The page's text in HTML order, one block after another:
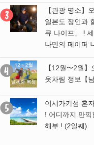
【관광 명소】
일본도 장인과
큐 나이프」 !
나만의 페이퍼
【12월〜2월
옷차림 정보【남
이시가키섬 혼
! 어디까지 만
해부 ! (2일째)